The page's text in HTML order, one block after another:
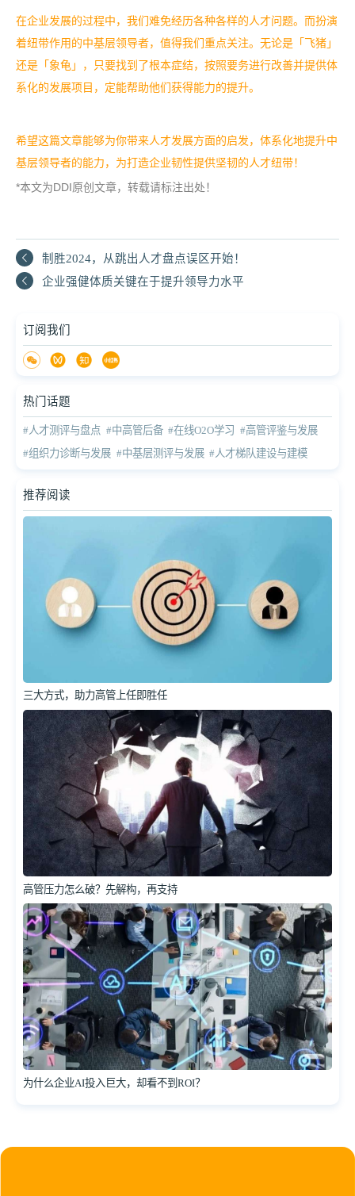
在企业发展的过程中，我们难免经历各种各样的人才问题。而扮演
着纽带作用的中基层领导者，值得我们重点关注。无论是「飞猪」
还是「象龟」，只要找到了根本症结，按照要务进行改善并提供体
系化的发展项目，定能帮助他们获得能力的提升。
希望这篇文章能够为你带来人才发展方面的启发，体系化地提升中
基层领导者的能力，为打造企业韧性提供坚韧的人才纽带！
*本文为DDI原创文章，转载请标注出处！
制胜2024，从跳出人才盘点误区开始！
企业强健体质关键在于提升领导力水平
订阅我们
热门话题
#人才测评与盘点 #中高管后备 #在线O2O学习 #高管评鉴与发展
#组织力诊断与发展 #中基层测评与发展 #人才梯队建设与建模
推荐阅读
三大方式，助力高管上任即胜任
高管压力怎么破？先解构，再支持
为什么企业AI投入巨大，却看不到ROI？